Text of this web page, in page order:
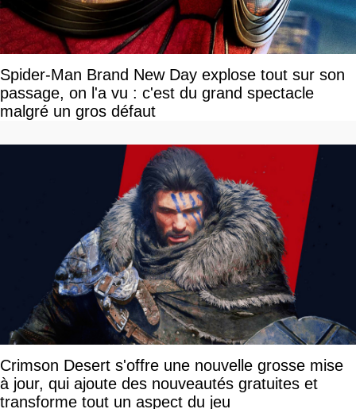
Spider-Man Brand New Day explose tout sur son
passage, on l'a vu : c'est du grand spectacle
malgré un gros défaut
Crimson Desert s'offre une nouvelle grosse mise
à jour, qui ajoute des nouveautés gratuites et
transforme tout un aspect du jeu